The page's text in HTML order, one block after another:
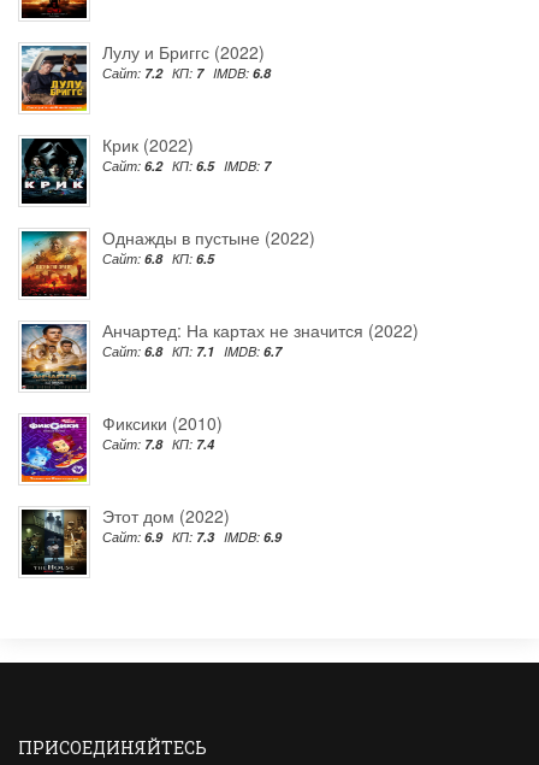
Лулу и Бриггс (2022)
Сайт: 7.2 КП: 7 IMDB: 6.8
Крик (2022)
Сайт: 6.2 КП: 6.5 IMDB: 7
Однажды в пустыне (2022)
Сайт: 6.8 КП: 6.5
Анчартед: На картах не значится (2022)
Сайт: 6.8 КП: 7.1 IMDB: 6.7
Фиксики (2010)
Сайт: 7.8 КП: 7.4
Этот дом (2022)
Сайт: 6.9 КП: 7.3 IMDB: 6.9
ПРИСОЕДИНЯЙТЕСЬ